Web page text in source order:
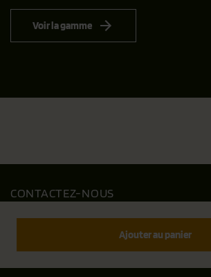
Voir la gamme
Ajouter au panier
CONTACTEZ-NOUS
Outfit International A/S